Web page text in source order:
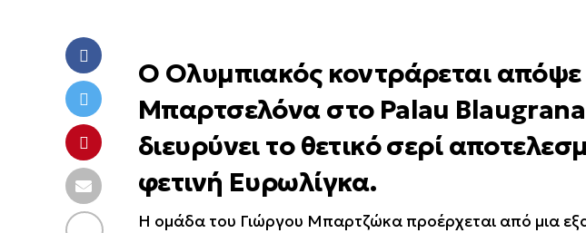
Ο Ολυμπιακός κοντράρεται απόψε
Μπαρτσελόνα στο Palau
διευρύνει το θετικό σερί
φετινή Ευρωλίγκα.
Η ομάδα του Γιώργου Μπαρτζώκα προέρχεται από μια